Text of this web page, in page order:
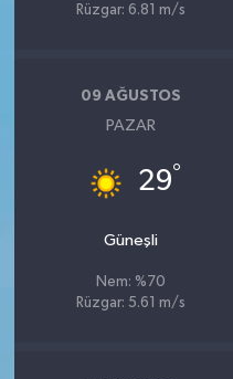
Rüzgar: 6.81 m/s
09 AĞUSTOS
PAZAR
29°
Güneşli
Nem: %70
Rüzgar: 5.61 m/s